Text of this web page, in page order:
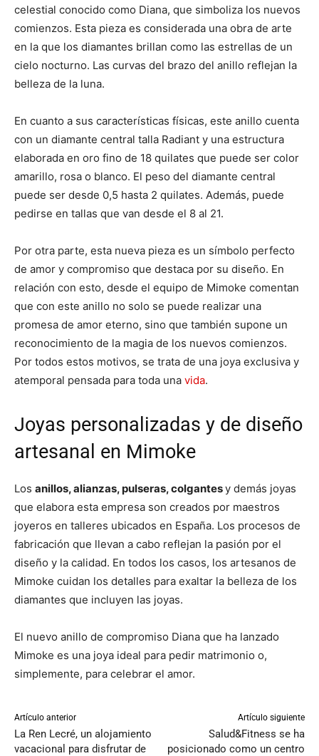
celestial conocido como Diana, que simboliza los nuevos
comienzos. Esta pieza es considerada una obra de arte
en la que los diamantes brillan como las estrellas de un
cielo nocturno. Las curvas del brazo del anillo reflejan la
belleza de la luna.
En cuanto a sus características físicas, este anillo cuenta
con un diamante central talla Radiant y una estructura
elaborada en oro fino de 18 quilates que puede ser color
amarillo, rosa o blanco. El peso del diamante central
puede ser desde 0,5 hasta 2 quilates. Además, puede
pedirse en tallas que van desde el 8 al 21.
Por otra parte, esta nueva pieza es un símbolo perfecto
de amor y compromiso que destaca por su diseño. En
relación con esto, desde el equipo de Mimoke comentan
que con este anillo no solo se puede realizar una
promesa de amor eterno, sino que también supone un
reconocimiento de la magia de los nuevos comienzos.
Por todos estos motivos, se trata de una joya exclusiva y
atemporal pensada para toda una vida.
Joyas personalizadas y de diseño
artesanal en Mimoke
Los anillos, alianzas, pulseras, colgantesy demás joyas
que elabora esta empresa son creados por maestros
joyeros en talleres ubicados en España. Los procesos de
fabricación que llevan a cabo reflejan la pasión por el
diseño y la calidad. En todos los casos, los artesanos de
Mimoke cuidan los detalles para exaltar la belleza de los
diamantes que incluyen las joyas.
El nuevo anillo de compromiso Diana que ha lanzado
Mimoke es una joya ideal para pedir matrimonio o,
simplemente, para celebrar el amor.
Artículo anterior
La Ren Lecré, un alojamiento
vacacional para disfrutar de
Artículo siguiente
Salud&Fitness se ha
posicionado como un centro